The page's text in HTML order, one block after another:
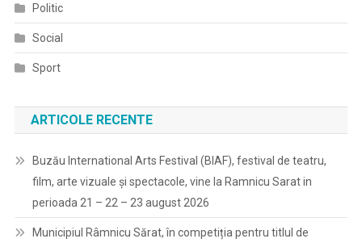
Politic
Social
Sport
ARTICOLE RECENTE
Buzău International Arts Festival (BIAF), festival de teatru,
film, arte vizuale și spectacole, vine la Ramnicu Sarat in
perioada 21 – 22 – 23 august 2026
Municipiul Râmnicu Sărat, în competiția pentru titlul de